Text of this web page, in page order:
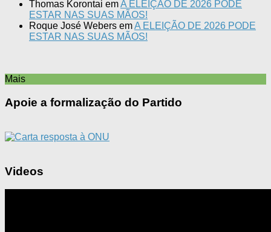
Thomas Korontai emA ELEIÇÃO DE 2026 PODE
ESTAR NAS SUAS MÃOS!
Roque José Webers emA ELEIÇÃO DE 2026 PODE
ESTAR NAS SUAS MÃOS!
Mais
Apoie a formalização do Partido
Videos